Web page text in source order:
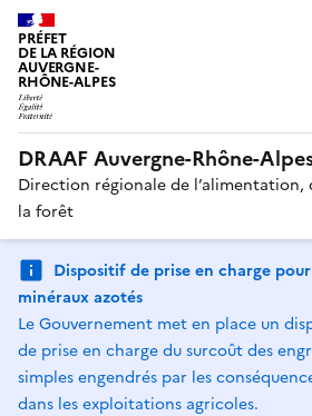
PRÉFET
DE LA RÉGION
AUVERGNE-
RHÔNE-ALPES
DRAAF Auvergne-Rhône-
Direction régionale de l’alimentation,
la forêt
Dispositif de prise en charge pour
minéraux azotés
Le Gouvernement met en place un
de prise en charge du surcoût des
simples engendrés par les
dans les exploitations agricoles.